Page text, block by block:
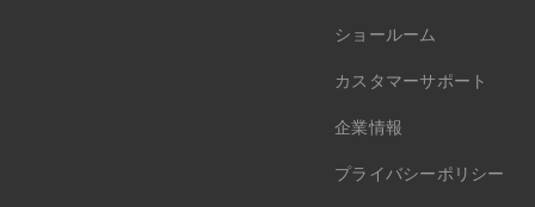
ショールーム
カスタマーサポート
企業情報
プライバシーポリシー